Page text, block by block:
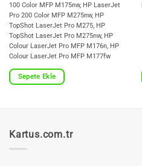
100 Color MFP M175nw, HP LaserJet
Pro 200 Color MFP M275nw, HP
TopShot LaserJet Pro M275, HP
TopShot LaserJet Pro M275nw, HP
Colour LaserJet Pro MFP M176n, HP
Colour LaserJet Pro MFP M177fw
Sepete Ekle
Kartus.com.tr